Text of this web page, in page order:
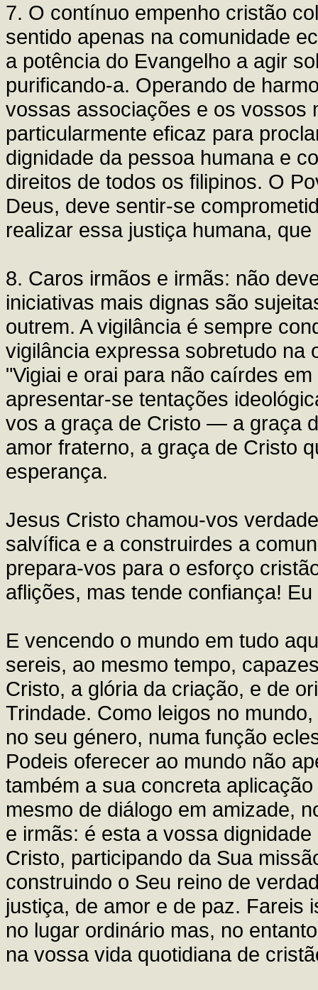
7. O contínuo empenho cristão
sentido apenas na comunidade
a potência do Evangelho a agir
purificando-a. Operando de
vossas associações e os vossos
particularmente eficaz para
dignidade da pessoa humana e
direitos de todos os filipinos. O
Deus, deve sentir-se
realizar essa justiça humana,
8. Caros irmãos e irmãs: não
iniciativas mais dignas são
outrem. A vigilância é sempre
vigilância expressa sobretudo
"Vigiai e orai para não caírdes
apresentar-se tentações
vos a graça de Cristo — a graça
amor fraterno, a graça de Cristo
esperança.
Jesus Cristo chamou-vos
salvífica e a construirdes a
prepara-vos para o esforço
aflições, mas tende confiança!
E vencendo o mundo em tudo
sereis, ao mesmo tempo,
Cristo, a glória da criação, e de
Trindade. Como leigos no
no seu género, numa função
Podeis oferecer ao mundo não
também a sua concreta
mesmo de diálogo em amizade,
e irmãs: é esta a vossa
Cristo, participando da Sua
construindo o Seu reino de
justiça, de amor e de paz. Fareis
no lugar ordinário mas, no
na vossa vida quotidiana de